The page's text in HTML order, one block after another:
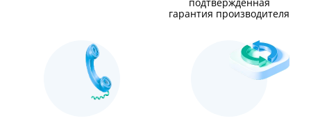
подтверждённая
гарантия производителя